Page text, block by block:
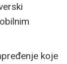
koje